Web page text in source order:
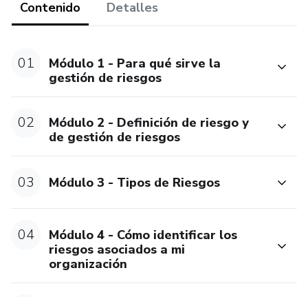
Contenido Detalles
01
Módulo 1 - Para qué sirve la
gestión de riesgos
02
Módulo 2 - Definición de riesgo y
de gestión de riesgos
03 Módulo 3 - Tipos de Riesgos
04
Módulo 4 - Cómo identificar los
riesgos asociados a mi
organización